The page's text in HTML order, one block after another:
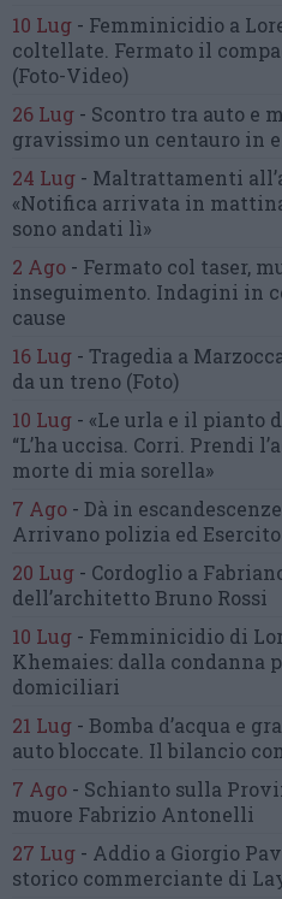
10 Lug - Femminicidio a
coltellate. Fermato il
(Foto-Video)
26 Lug - Scontro tra auto e
gravissimo un centauro in
24 Lug - Maltrattamenti
«Notifica arrivata in
sono andati lì»
2 Ago - Fermato col taser,
inseguimento. Indagini in
cause
16 Lug - Tragedia a
da un treno (Foto)
10 Lug - «Le urla e il pianto
“L’ha uccisa. Corri. Prendi
morte di mia sorella»
7 Ago - Dà in
Arrivano polizia ed Esercito
20 Lug - Cordoglio a
dell’architetto Bruno Rossi
10 Lug - Femminicidio di
Khemaies: dalla condanna
domiciliari
21 Lug - Bomba d’acqua e
auto bloccate. Il bilancio
7 Ago - Schianto sulla
muore Fabrizio Antonelli
27 Lug - Addio a Giorgio
storico commerciante di